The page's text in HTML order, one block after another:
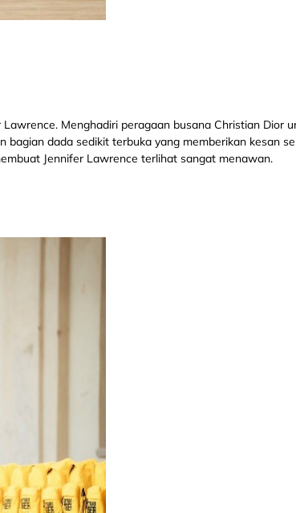
Menghadiri peragaan busana Christian Dior
dada sedikit terbuka yang memberikan kesan
Jennifer Lawrence terlihat sangat menawan.